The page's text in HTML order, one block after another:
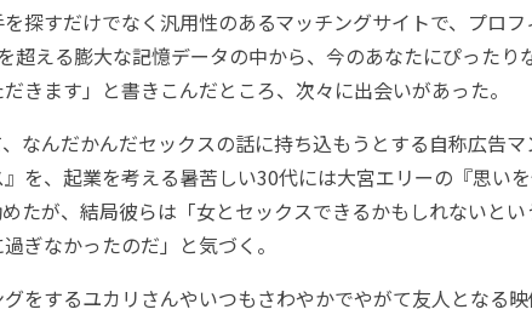
探すだけでなく汎用性のあるマッチングサイトで、プロ
える膨大な記憶データの中から、今のあなたにぴったり
きます」と書きこんだところ、次々に出会いがあった。
なんだかんだセックスの話に持ち込もうとする自称広告
』を、起業を考える暑苦しい30代には大宮エリーの『思い
たが、結局彼らは「女とセックスできるかもしれないと
ぎなかったのだ」と気づく。
をするユカリさんやいつもさわやかでやがて友人となる